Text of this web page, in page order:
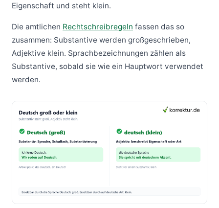
Eigenschaft und steht klein.
Die amtlichen Rechtschreibregeln fassen das so
zusammen: Substantive werden großgeschrieben,
Adjektive klein. Sprachbezeichnungen zählen als
Substantive, sobald sie wie ein Hauptwort verwendet
werden.